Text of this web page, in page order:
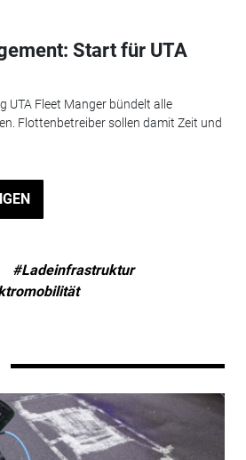
Start für UTA
UTA Fleet Manger bündelt alle
Flottenbetreiber sollen damit Zeit und
#Ladeinfrastruktur